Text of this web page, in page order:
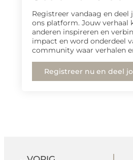
Registreer vandaag en deel
ons platform. Jouw verhaal
anderen inspireren en
impact en word onderdeel
community waar verhalen
Registreer nu en deel